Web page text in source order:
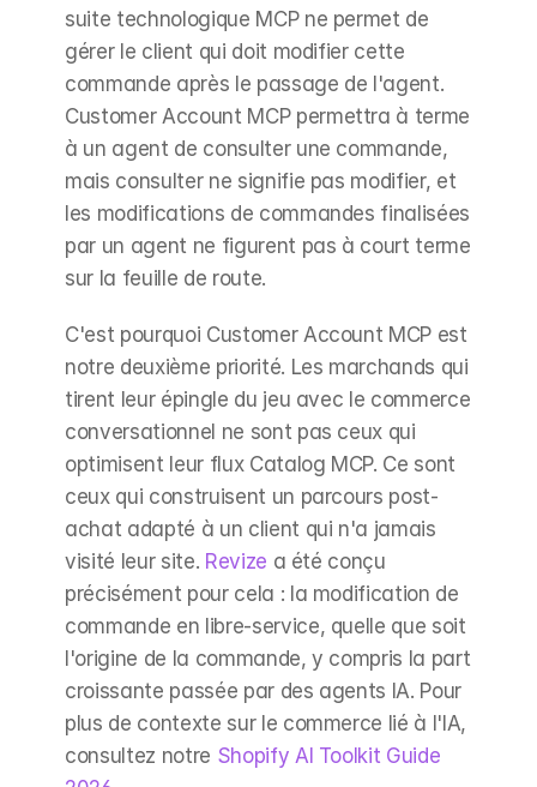
suite technologique MCP ne permet de
gérer le client qui doit modifier cette
commande après le passage de l'agent.
Customer Account MCP permettra à terme
à un agent de consulter une commande,
mais consulter ne signifie pas modifier, et
les modifications de commandes finalisées
par un agent ne figurent pas à court terme
sur la feuille de route.
C'est pourquoi Customer Account MCP est
notre deuxième priorité. Les marchands qui
tirent leur épingle du jeu avec le commerce
conversationnel ne sont pas ceux qui
optimisent leur flux Catalog MCP. Ce sont
ceux qui construisent un parcours post-
achat adapté à un client qui n'a jamais
visité leur site. Revize a été conçu
précisément pour cela : la modification de
commande en libre-service, quelle que soit
l'origine de la commande, y compris la part
croissante passée par des agents IA. Pour
plus de contexte sur le commerce lié à l'IA,
consultez notre Shopify AI Toolkit Guide